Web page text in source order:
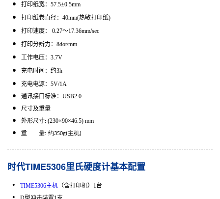
打印纸宽： 57.5±0.5mm
打印纸卷直径： 40mm(热敏打印纸)
打印速度： 0.27～17.36mm/sec
打印分辨力： 8dot/mm
工作电压： 3.7V
充电时间：约3h
充电电源： 5V/1A
通讯接口标准： USB2.0
尺寸及重量
外形尺寸: (230×90×46.5) mm
重 量: 约350g(主机)
时代TIME5306里氏硬度计基本配置
TIME5306主机 （含打印机） 1 台